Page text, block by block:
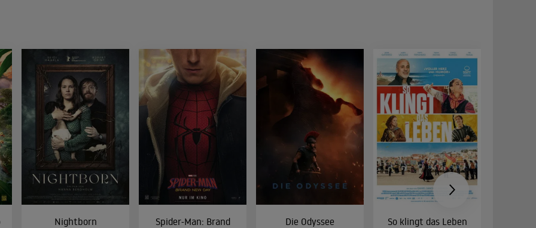
Nightborn
Spider-Man: Brand
Die Odyssee So klingt das Leben